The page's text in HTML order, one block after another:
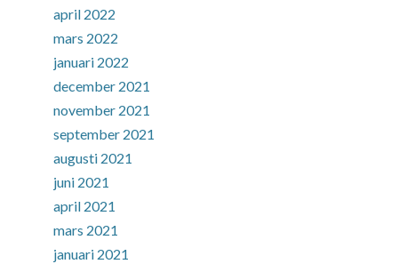
april 2022
mars 2022
januari 2022
december 2021
november 2021
september 2021
augusti 2021
juni 2021
april 2021
mars 2021
januari 2021